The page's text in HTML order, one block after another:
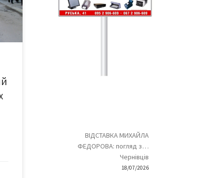
ВІДСТАВКА МИХАЙЛА
ФЕДОРОВА: погляд з…
Чернівців
18/07/2026